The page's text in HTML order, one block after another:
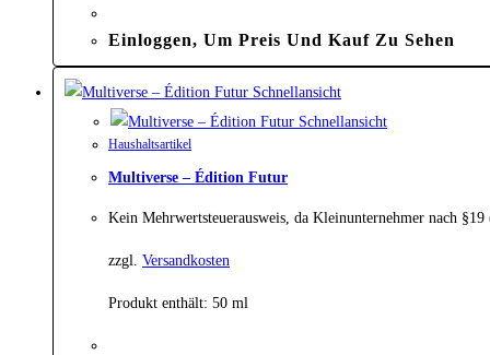
Einloggen, Um Preis Und Kauf Zu Sehen
Schnellansicht
Schnellansicht
Haushaltsartikel
Multiverse – Édition Futur
Kein Mehrwertsteuerausweis, da Kleinunternehmer nach
zzgl. Versandkosten
Produkt enthält: 50 ml